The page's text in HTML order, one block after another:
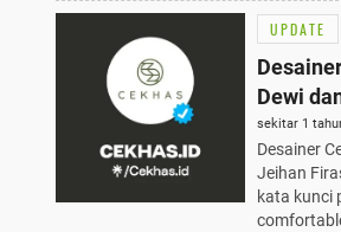
UPDATE
Dewi
IFW
sekitar 1
Desainer
Jeihan
kata kunci